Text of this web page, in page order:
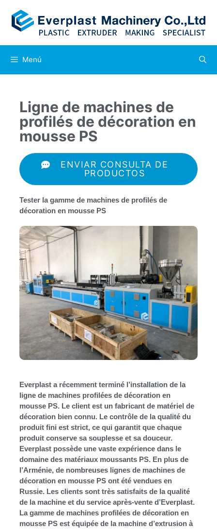
Menú
Ligne de machines de
profilés de décoration en
mousse PS
ENVIAR CONSULTA DE
PRODUCTOS
Tester la gamme de machines de profilés de
décoration en mousse PS
Everplast a récemment terminé l’installation de la
ligne de machines profilées de décoration en
mousse PS. Le client est un fabricant de matériel de
décoration bien connu. Le contrôle de la qualité du
produit fini est strict, ce qui garantit que chaque
produit conserve sa souplesse et sa douceur.
Everplast possède une vaste expérience dans le
domaine des matériaux moussants PS. En plus de
l’Arménie, de nombreuses lignes de machines de
décoration en mousse PS ont été vendues en
Russie. Les clients sont très satisfaits de la qualité
de la machine et du service après-vente d’Everplast.
La gamme de machines profilées de décoration en
mousse PS est équipée de la machine d’extrusion à